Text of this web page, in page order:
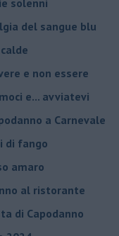
del sangue blu
e non essere
e... avviatevi
a Carnevale
di fango
amaro
al ristorante
di Capodanno